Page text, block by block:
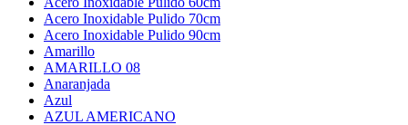
Acero Inoxidable Pulido 70cm
Acero Inoxidable Pulido 90cm
Amarillo
AMARILLO 08
Anaranjada
Azul
AZUL AMERICANO